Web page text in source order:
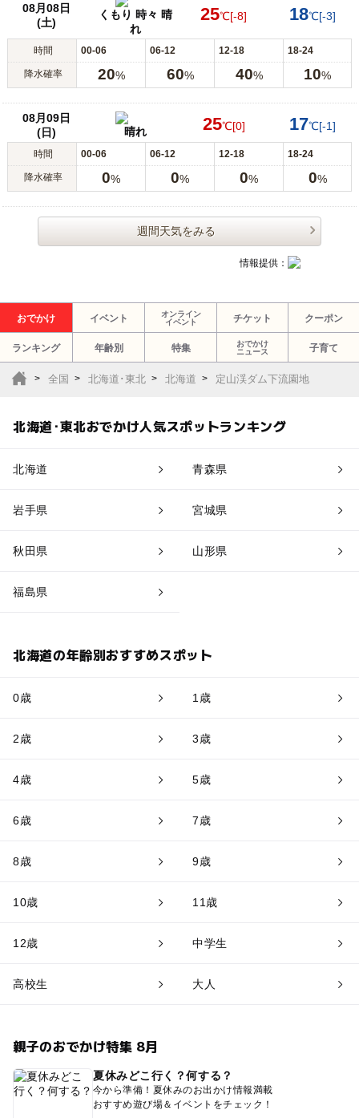
08月08日
(土)
くもり 時々 晴
れ
25℃[-8] 18℃[-3]
時間 00-06 06-12 12-18 18-24
降水確率 20% 60% 40% 10%
08月09日
(日)
晴れ 25℃[0] 17℃[-1]
時間 00-06 06-12 12-18 18-24
降水確率 0% 0% 0% 0%
週間天気をみる
情報提供：
おでかけ イベント
オンライン
イベント
チケット クーポン
ランキング 年齢別 特集
おでかけ
ニュース
子育て
全国 北海道･東北 北海道 定山渓ダム下流園地
北海道･東北おでかけ人気スポットランキング
北海道 青森県
岩手県 宮城県
秋田県 山形県
福島県
北海道の年齢別おすすめスポット
0歳 1歳
2歳 3歳
4歳 5歳
6歳 7歳
8歳 9歳
10歳 11歳
12歳 中学生
高校生 大人
親子のおでかけ特集 8月
夏休みどこ行く？何する？
今から準備！夏休みのお出かけ情報満載
おすすめ遊び場＆イベントをチェック！